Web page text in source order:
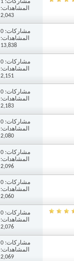
مشاركات: 1
المشاهدات:
2,043
مشاركات: 0
المشاهدات:
13,838
مشاركات: 0
المشاهدات:
2,151
مشاركات: 0
المشاهدات:
2,183
مشاركات: 0
المشاهدات:
2,080
مشاركات: 0
المشاهدات:
2,096
مشاركات: 0
المشاهدات:
2,060
مشاركات: 0
المشاهدات:
2,076
مشاركات: 0
المشاهدات:
2,069